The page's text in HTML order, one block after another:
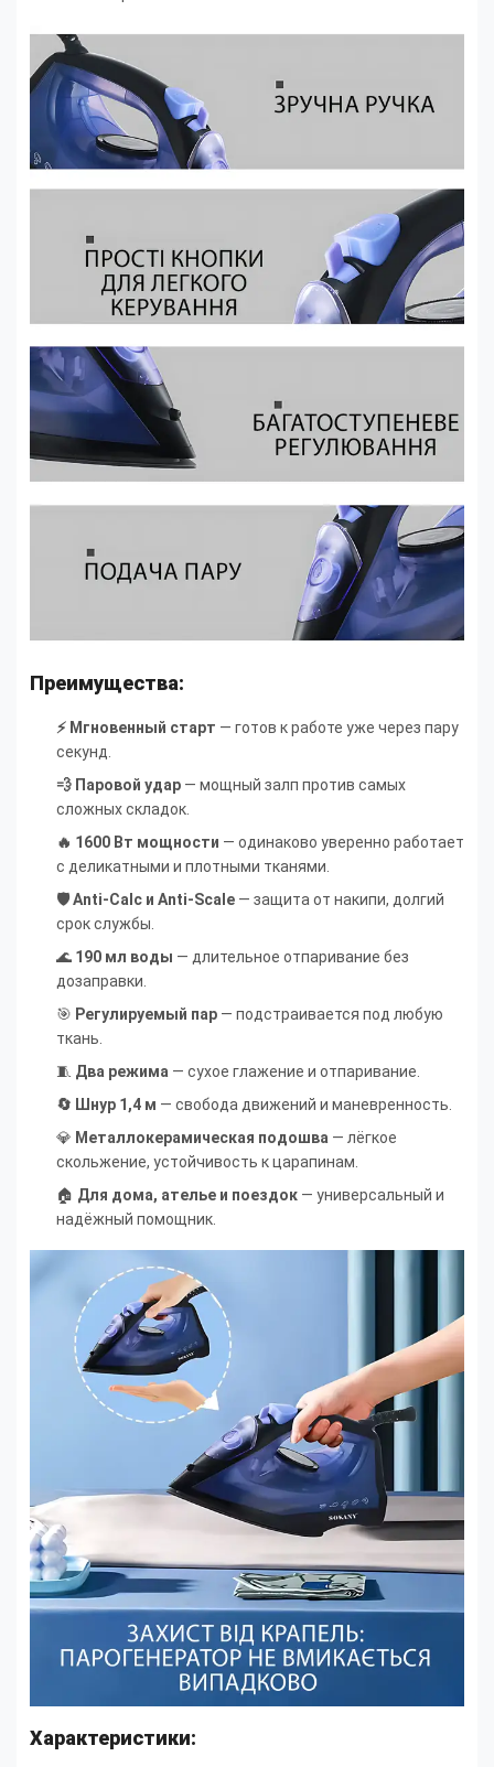
Преимущества:
⚡ Мгновенный старт — готов к работе уже через пару
секунд.
💨 Паровой удар — мощный залп против самых
сложных складок.
🔥 1600 Вт мощности — одинаково уверенно работает
с деликатными и плотными тканями.
🛡 Anti-Calc и Anti-Scale — защита от накипи, долгий
срок службы.
🌊 190 мл воды — длительное отпаривание без
дозаправки.
🎯 Регулируемый пар — подстраивается под любую
ткань.
🧵 Два режима — сухое глажение и отпаривание.
🔄 Шнур 1,4 м — свобода движений и маневренность.
💎 Металлокерамическая подошва — лёгкое
скольжение, устойчивость к царапинам.
🏠 Для дома, ателье и поездок — универсальный и
надёжный помощник.
Характеристики: